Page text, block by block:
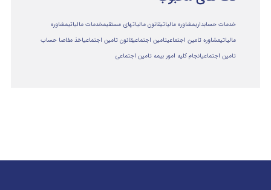
خدمات حسابداریمشاوره مالیاتیقانون مالیاتهای مستقیمخدمات مالیاتیمشاوره
مالياتيمشاوره تامین اجتماعیتامین اجتماعیقانون تامین اجتماعیاخذ مفاصا حساب
تامین اجتماعیانجام کلیه امور بیمه تامین اجتماعی